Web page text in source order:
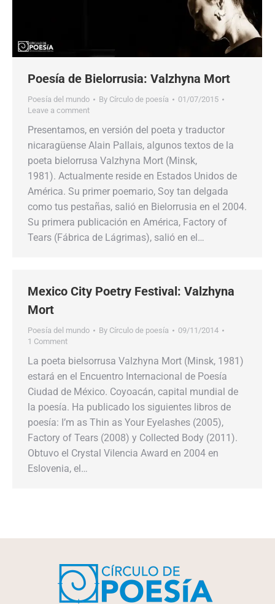
Poesía de Bielorrusia: Valzhyna Mort
Poesía del mundo By Círculo de poesía
01/07/2015
Leave a comment
Presentamos, en versión del poeta y traductor
nicaragüense Alain Pallais, algunos textos de la
poeta bielorrusa Valzhyna Mort (Minsk,
1981). Actualmente reside en Estados Unidos de
América. Su primer poemario, Soy tan delgada
como tus pestañas, salió en Bielorrusia en el 2004.
Su primera publicación en América, Factory of
Tears (Fábrica de Lágrimas), salió en el…
Mexico City Poetry Festival: Valzhyna
Mort
Poesía del mundo By Círculo de poesía
09/11/2014
1 Comment
La poeta bielsorrusa Valzhyna Mort (Minsk, 1981)
estará en el Encuentro Internacional de Poesía
Ciudad de México. Coyoacán, capital mundial de
la poesía. Ha publicado los siguientes libros de
poesía: I’m as Thin as Your Eyelashes (2005),
Factory of Tears (2008) y Collected Body (2011).
Obtuvo el Crystal Vilencia Award en 2004 en
Eslovenia, el…